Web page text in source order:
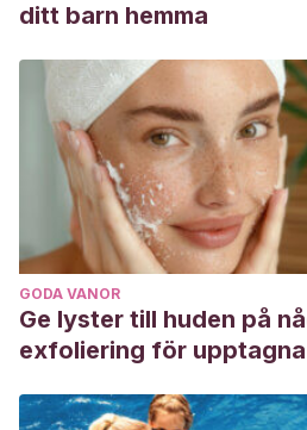
ditt barn hemma
GODA VANOR
Ge lyster till huden på
exfoliering för upptagna